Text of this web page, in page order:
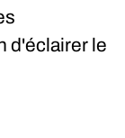
d'éclairer le